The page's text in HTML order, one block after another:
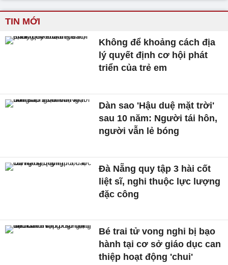
TIN MỚI
Không để khoảng cách địa
lý quyết định cơ hội phát
triển của trẻ em
Dàn sao 'Hậu duệ mặt trời'
sau 10 năm: Người tái hôn,
người vẫn lẻ bóng
Đà Nẵng quy tập 3 hài cốt
liệt sĩ, nghi thuộc lực lượng
đặc công
Bé trai tử vong nghi bị bạo
hành tại cơ sở giáo dục can
thiệp hoạt động 'chui'